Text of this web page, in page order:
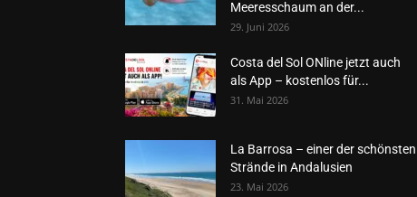
Meeresschaum an der...
29. Juni 2026
Costa del Sol ONline jetzt auch
als App – kostenlos für...
31. Mai 2026
La Barrosa – einer der schönsten
Strände in Andalusien
23. Mai 2026